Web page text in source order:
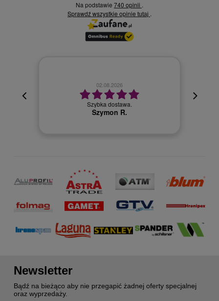
Na podstawie 740 opinii .
Sprawdź wszystkie opinie tutaj .
02.08.2026
Szybka dostawa.
Szymon R.
Newsletter
Bądź na bieżąco aby nie przegapić żadnej oferty specjalnej
oraz wyprzedaży.